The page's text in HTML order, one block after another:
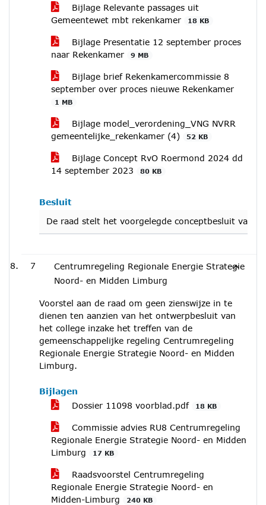
Bijlage Relevante passages uit
Gemeentewet mbt rekenkamer
18 KB
Bijlage Presentatie 12 september proces
naar Rekenkamer
9 MB
Bijlage brief Rekenkamercommissie 8
september over proces nieuwe Rekenkamer
1 MB
Bijlage model_verordening_VNG NVRR
gemeentelijke_rekenkamer (4)
52 KB
Bijlage Concept RvO Roermond 2024 dd
14 september 2023
80 KB
Besluit
De raad stelt het voorgelegde conceptbesluit vast.
7
Centrumregeling Regionale Energie Strategie
Noord- en Midden Limburg
Voorstel aan de raad om geen zienswijze in te
dienen ten aanzien van het ontwerpbesluit van
het college inzake het treffen van de
gemeenschappelijke regeling Centrumregeling
Regionale Energie Strategie Noord- en Midden
Limburg.
Bijlagen
Dossier 11098 voorblad.pdf
18 KB
Commissie advies RU8 Centrumregeling
Regionale Energie Strategie Noord- en Midden
Limburg
17 KB
Raadsvoorstel Centrumregeling
Regionale Energie Strategie Noord- en
Midden-Limburg
240 KB